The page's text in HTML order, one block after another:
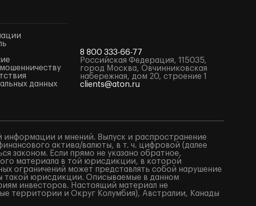
данных
8 800 333-66-77
Российская Федерация, 115035,
город Москва, Овчинниковская
набережная, дом 20, строение 1
clients@aton.ru
информации и мнений. Выпуск и распространение
актива/валюты, в т. ч. цифровой (далее
законом. Если прямо не указано обратное,
материала в той юрисдикции, в которой
ограничений может представлять собой нарушение
такой юрисдикции. Описываемые в данном
инвесторов. Настоящий материал не
территории и Округ Колумбия), Австралии, Канады